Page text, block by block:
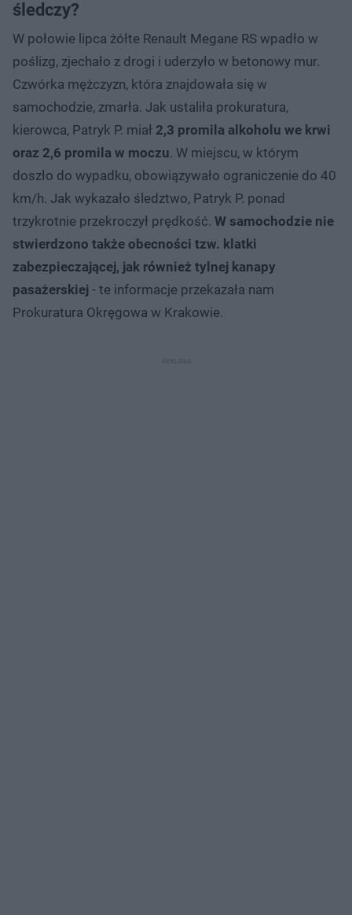
śledczy?
W połowie lipca żółte Renault Megane RS wpadło w
poślizg, zjechało z drogi i uderzyło w betonowy mur.
Czwórka mężczyzn, która znajdowała się w
samochodzie, zmarła. Jak ustaliła prokuratura,
kierowca, Patryk P. miał 2,3 promila alkoholu we krwi
oraz 2,6 promila w moczu. W miejscu, w którym
doszło do wypadku, obowiązywało ograniczenie do 40
km/h. Jak wykazało śledztwo, Patryk P. ponad
trzykrotnie przekroczył prędkość. W samochodzie nie
stwierdzono także obecności tzw. klatki
zabezpieczającej, jak również tylnej kanapy
pasażerskiej - te informacje przekazała nam
Prokuratura Okręgowa w Krakowie.